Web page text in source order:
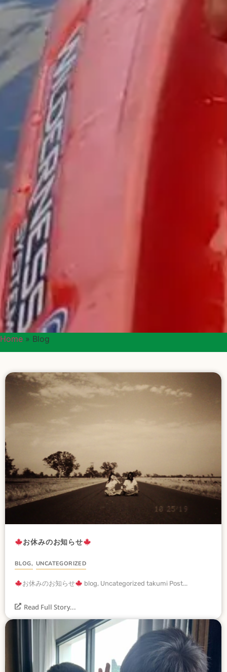
Home » Blog
お休みのお知らせ
BLOG, UNCATEGORIZED
お休みのお知らせ blog, Uncategorized takumi Post...
Read Full Story...